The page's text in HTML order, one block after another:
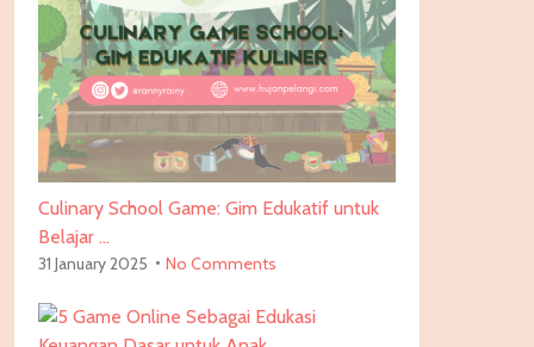
Culinary School Game: Gim Edukatif untuk
Belajar …
31 January 2025 No Comments